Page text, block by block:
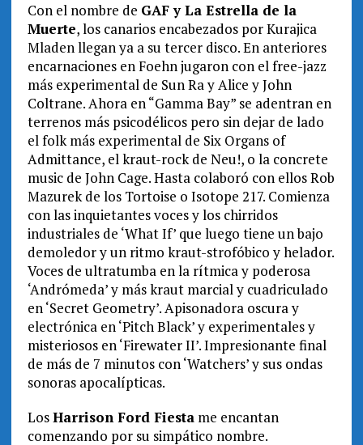
Con el nombre de GAF y La Estrella de la
Muerte, los canarios encabezados por Kurajica
Mladen llegan ya a su tercer disco. En anteriores
encarnaciones en Foehn jugaron con el free-jazz
más experimental de Sun Ra y Alice y John
Coltrane. Ahora en “Gamma Bay” se adentran en
terrenos más psicodélicos pero sin dejar de lado
el folk más experimental de Six Organs of
Admittance, el kraut-rock de Neu!, o la concrete
music de John Cage. Hasta colaboró con ellos Rob
Mazurek de los Tortoise o Isotope 217. Comienza
con las inquietantes voces y los chirridos
industriales de ‘What If’ que luego tiene un bajo
demoledor y un ritmo kraut-strofóbico y helador.
Voces de ultratumba en la rítmica y poderosa
‘Andrómeda’ y más kraut marcial y cuadriculado
en ‘Secret Geometry’. Apisonadora oscura y
electrónica en ‘Pitch Black’ y experimentales y
misteriosos en ‘Firewater II’. Impresionante final
de más de 7 minutos con ‘Watchers’ y sus ondas
sonoras apocalípticas.
LosHarrison Ford Fiestame encantan
comenzando por su simpático nombre.